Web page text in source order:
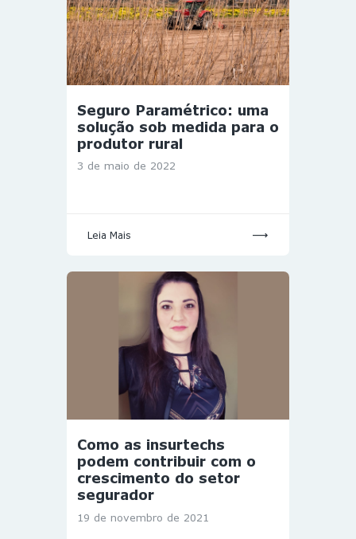
Seguro Paramétrico: uma
solução sob medida para o
produtor rural
3 de maio de 2022
Leia Mais
Como as insurtechs
podem contribuir com o
crescimento do setor
segurador
19 de novembro de 2021